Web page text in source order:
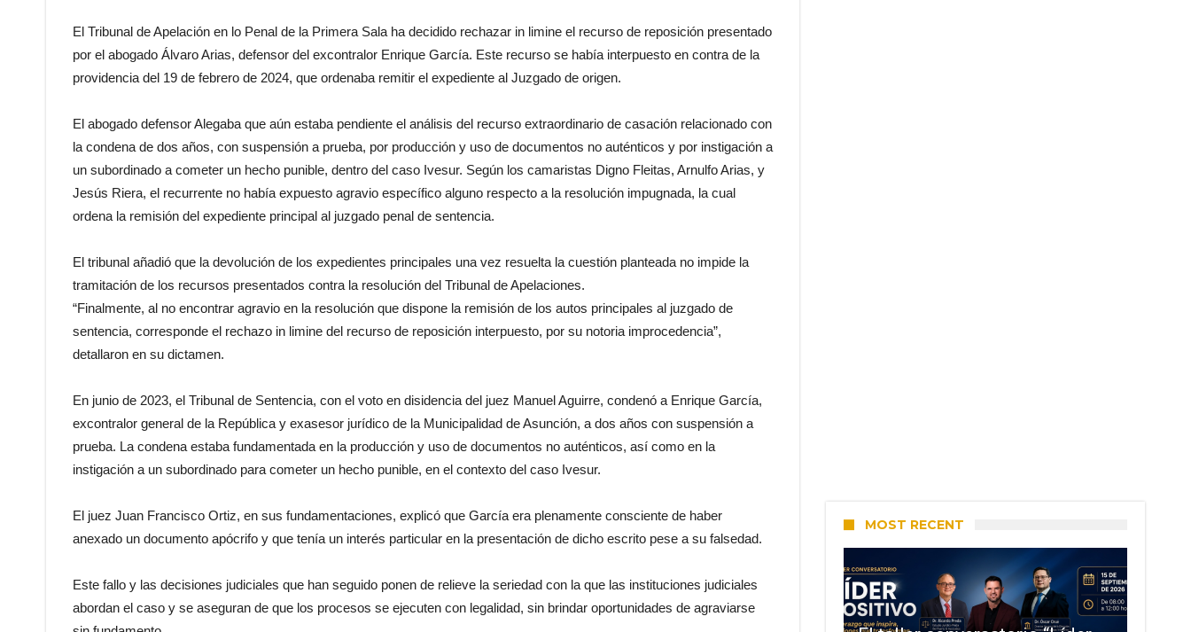
El Tribunal de Apelación en lo Penal de la Primera Sala ha decidido rechazar in limine el recurso de reposición presentado
por el abogado Álvaro Arias, defensor del excontralor Enrique García. Este recurso se había interpuesto en contra de la
providencia del 19 de febrero de 2024, que ordenaba remitir el expediente al Juzgado de origen.
El abogado defensor Alegaba que aún estaba pendiente el análisis del recurso extraordinario de casación relacionado con
la condena de dos años, con suspensión a prueba, por producción y uso de documentos no auténticos y por instigación a
un subordinado a cometer un hecho punible, dentro del caso Ivesur. Según los camaristas Digno Fleitas, Arnulfo Arias, y
Jesús Riera, el recurrente no había expuesto agravio específico alguno respecto a la resolución impugnada, la cual
ordena la remisión del expediente principal al juzgado penal de sentencia.
El tribunal añadió que la devolución de los expedientes principales una vez resuelta la cuestión planteada no impide la
tramitación de los recursos presentados contra la resolución del Tribunal de Apelaciones.
“Finalmente, al no encontrar agravio en la resolución que dispone la remisión de los autos principales al juzgado de
sentencia, corresponde el rechazo in limine del recurso de reposición interpuesto, por su notoria improcedencia”,
detallaron en su dictamen.
En junio de 2023, el Tribunal de Sentencia, con el voto en disidencia del juez Manuel Aguirre, condenó a Enrique García,
excontralor general de la República y exasesor jurídico de la Municipalidad de Asunción, a dos años con suspensión a
prueba. La condena estaba fundamentada en la producción y uso de documentos no auténticos, así como en la
instigación a un subordinado para cometer un hecho punible, en el contexto del caso Ivesur.
El juez Juan Francisco Ortiz, en sus fundamentaciones, explicó que García era plenamente consciente de haber
anexado un documento apócrifo y que tenía un interés particular en la presentación de dicho escrito pese a su falsedad.
Este fallo y las decisiones judiciales que han seguido ponen de relieve la seriedad con la que las instituciones judiciales
abordan el caso y se aseguran de que los procesos se ejecuten con legalidad, sin brindar oportunidades de agraviarse
MOST RECENT